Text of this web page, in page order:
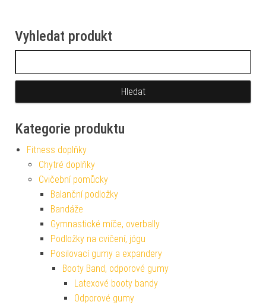
Vyhledat produkt
Kategorie produktu
Fitness doplňky
Chytré doplňky
Cvičební pomůcky
Balanční podložky
Bandáže
Gymnastické míče, overbally
Podložky na cvičení, jógu
Posilovací gumy a expandery
Booty Band, odporové gumy
Latexové booty bandy
Odporové gumy